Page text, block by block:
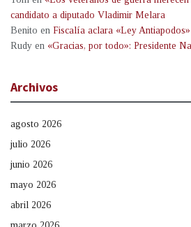
candidato a diputado Vladimir Melara
Benito en Fiscalía aclara «Ley
Rudy en «Gracias, por todo»: Presidente
Archivos
agosto 2026
julio 2026
junio 2026
mayo 2026
abril 2026